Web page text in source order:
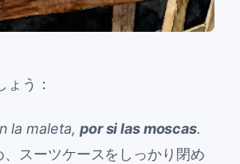
ょう：
la maleta,por si las moscas.
、スーツケースをしっかり閉め